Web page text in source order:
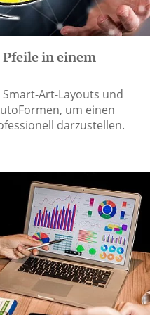
Pfeile in einem
Art-Layouts und
um einen
darzustellen.